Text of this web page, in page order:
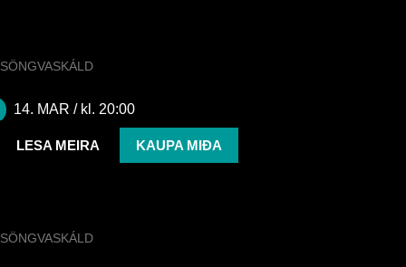
SÖNGVASKÁLD
14. MAR / kl. 20:00
LESA MEIRA KAUPA MIÐA
SÖNGVASKÁLD